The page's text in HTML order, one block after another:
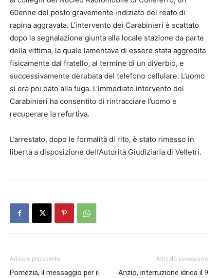
60enne del posto gravemente indiziato del reato di
rapina aggravata. L’intervento dei Carabinieri è scattato
dopo la segnalazione giunta alla locale stazione da parte
della vittima, la quale lamentava di essere stata aggredita
fisicamente dal fratello, al termine di un diverbio, e
successivamente derubata del telefono cellulare. L’uomo
si era poi dato alla fuga. L’immediato intervento dei
Carabinieri ha consentito di rintracciare l’uomo e
recuperare la refurtiva.
L’arrestato, dopo le formalità di rito, è stato rimesso in
libertà a disposizione dell’Autorità Giudiziaria di Velletri.
Articolo precedente
Pomezia, il messaggio per il
Articolo successivo
Anzio, interruzione idrica il 9